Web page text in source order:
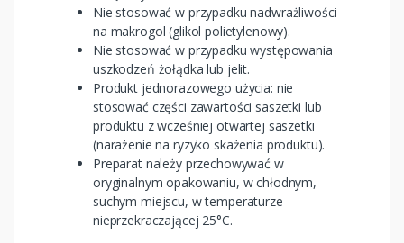
Nie stosować w przypadku nadwrażliwości
na makrogol (glikol polietylenowy).
Nie stosować w przypadku występowania
uszkodzeń żołądka lub jelit.
Produkt jednorazowego użycia: nie
stosować części zawartości saszetki lub
produktu z wcześniej otwartej saszetki
(narażenie na ryzyko skażenia produktu).
Preparat należy przechowywać w
oryginalnym opakowaniu, w chłodnym,
suchym miejscu, w temperaturze
nieprzekraczającej 25°C.